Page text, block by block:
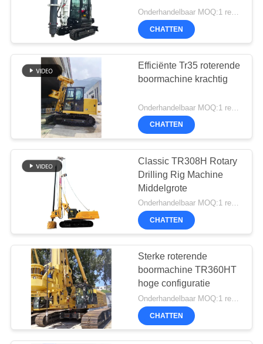
Omhulselrotator
Hydraulische
Crawler
Boormachines
Desander
CHATTEN
Efficiënte Tr35 roterende
boormachine krachtig
CHATTEN
Classic TR308H Rotary
Drilling Rig Machine
Middelgrote
Onderhandelbaar MOQ:1 reeks
CHATTEN
Sterke roterende
boormachine TR360HT
hoge configuratie
Onderhandelbaar MOQ:1 reeks
CHATTEN